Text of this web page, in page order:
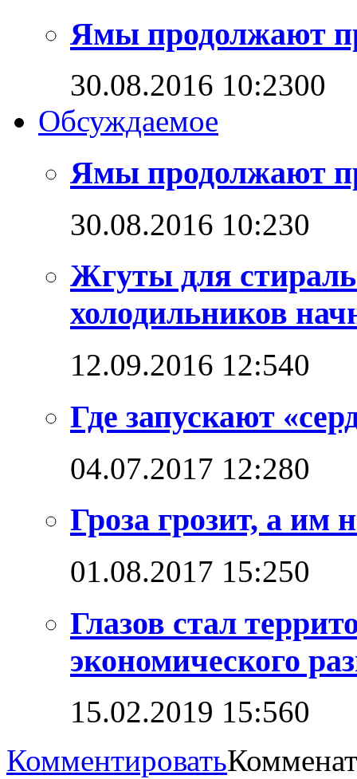
Ямы продолжают
30.08.2016 10:2300
Обсуждаемое
Ямы продолжают
30.08.2016 10:230
Жгуты для
холодильников
12.09.2016 12:540
Где запускают
04.07.2017 12:280
Гроза грозит, а им
01.08.2017 15:250
Глазов стал
экономического
15.02.2019 15:560
Комментировать